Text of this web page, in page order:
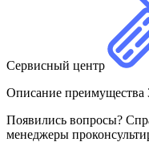
Сервисный центр
Описание преимущества
Появились вопросы?
менеджеры